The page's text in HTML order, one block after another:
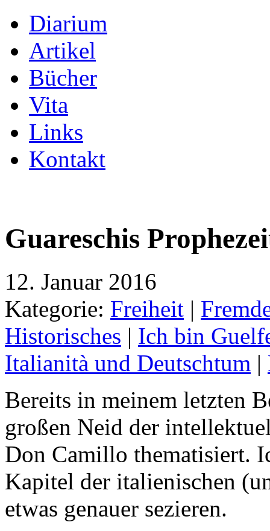
Diarium
Artikel
Bücher
Vita
Links
Kontakt
Guareschis
12. Januar 2016
Kategorie: Freiheit |
Historisches | Ich bin
Italianità und Deutschtum |
Bereits in meinem letzten
großen Neid der
Don Camillo thematisiert.
Kapitel der italienischen
etwas genauer sezieren.